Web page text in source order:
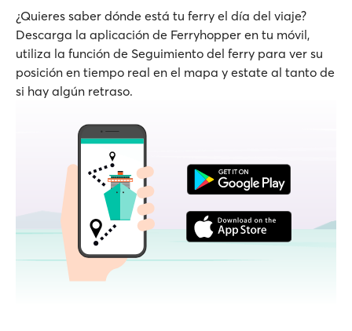
¿Quieres saber dónde está tu ferry el día del viaje?
Descarga la aplicación de Ferryhopper en tu móvil,
utiliza la función de Seguimiento del ferry para ver su
posición en tiempo real en el mapa y estate al tanto de
si hay algún retraso.